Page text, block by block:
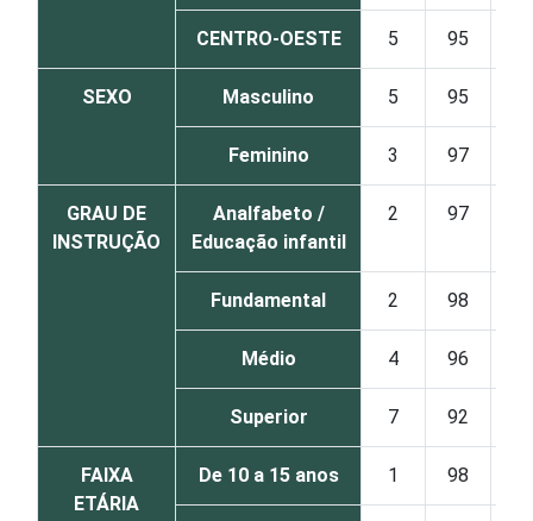
CENTRO-OESTE 5 95
SEXO Masculino 5 95
Feminino 3 97
GRAU DE
INSTRUÇÃO
Analfabeto /
Educação infantil
2 97
Fundamental 2 98
Médio 4 96
Superior 7 92
FAIXA
ETÁRIA
De 10 a 15 anos 1 98